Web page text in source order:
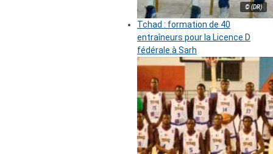
© (DR)
Tchad : formation de 40
entraîneurs pour la Licence D
fédérale à Sarh